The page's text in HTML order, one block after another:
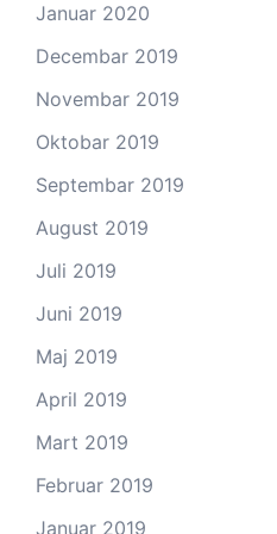
Januar 2020
Decembar 2019
Novembar 2019
Oktobar 2019
Septembar 2019
August 2019
Juli 2019
Juni 2019
Maj 2019
April 2019
Mart 2019
Februar 2019
Januar 2019